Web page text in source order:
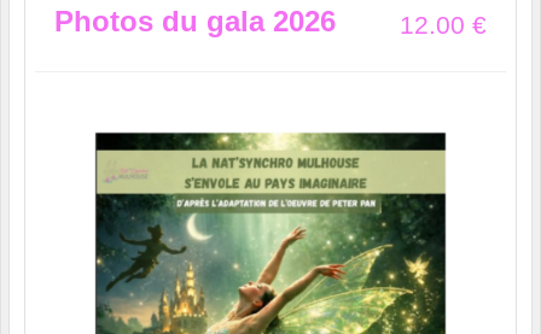
Photos du gala 2026 12.00 €